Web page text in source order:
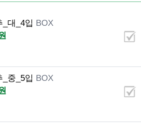
_대_4입 BOX
_중_5입 BOX